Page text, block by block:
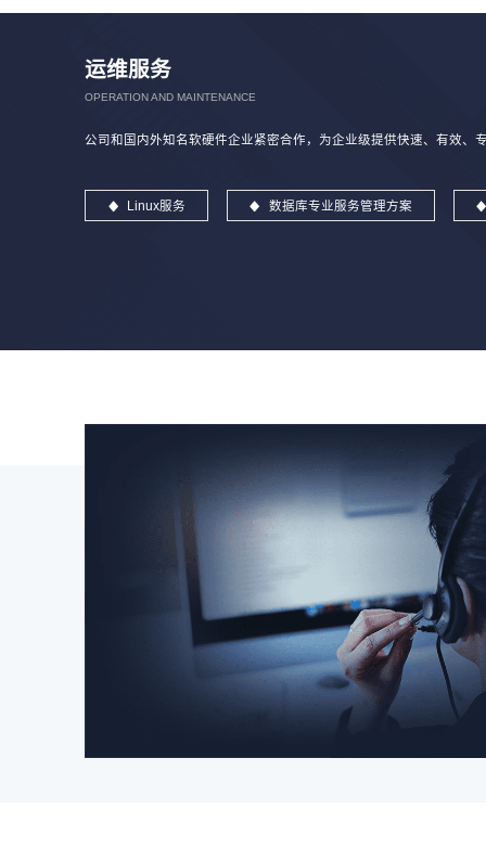
运维服务
OPERATION AND MAINTENANCE
公司和国内外知名软硬件企业紧密合作，为企业级提供快速、有效、
Linux服务 数据库专业服务管理方案